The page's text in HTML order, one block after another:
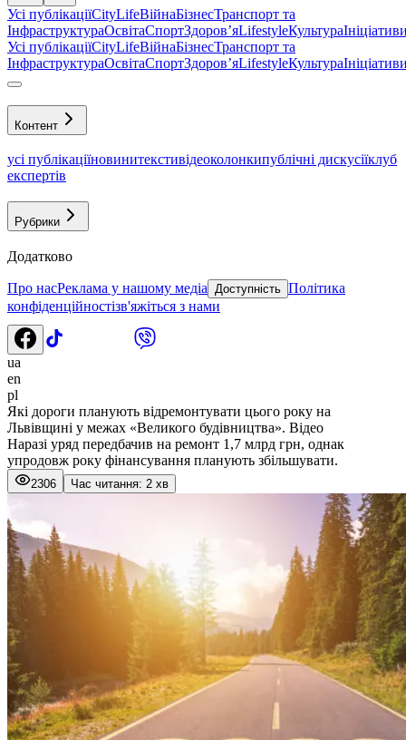
Усі публікаціїCityLifeВійнаБізнесТранспорт та
ІнфраструктураОсвітаСпортЗдоровʼяLifestyleКультура
Усі публікаціїCityLifeВійнаБізнесТранспорт та
ІнфраструктураОсвітаСпортЗдоровʼяLifestyleКультура
Контент
усі публікаціїновинитекстивідеоколонкипублічні дискусіїклуб
експертів
Рубрики
Додатково
Про насРеклама у нашому медіа Доступність Політика
конфіденційностізв'яжіться з нами
ua
en
pl
Які дороги планують відремонтувати цього року на
Львівщині у межах «Великого будівництва». Відео
Наразі уряд передбачив на ремонт 1,7 млрд грн, однак
упродовж року фінансування планують збільшувати.
2306 Час читання: 2 хв